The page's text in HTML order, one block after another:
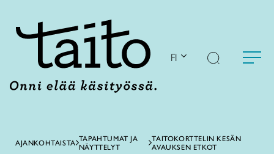
FI
AJANKOHTAISTA TAPAHTUMAT JA
NÄYTTELYT
TAITOKORTTELIN KESÄN
AVAUKSEN ETKOT